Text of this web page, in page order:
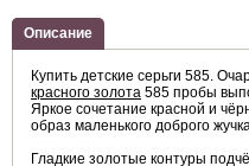
Описание
Купить детские серьги 585.
красного золота 585 пробы
Яркое сочетание красной и
образ маленького доброго
Гладкие золотые контуры